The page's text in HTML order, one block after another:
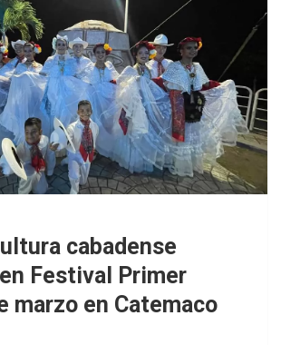
cabadense
Festival Primer
marzo en Catemaco